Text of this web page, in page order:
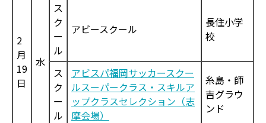
2
月
19
日
水
ス
ク
ー
ル
アビースクール
長住小学
校
ス
ク
ー
ル
アビスパ福岡サッカースクー
ルスーパークラス・スキルア
ップクラスセレクション（志
摩会場）
糸島・師
吉グラウ
ンド